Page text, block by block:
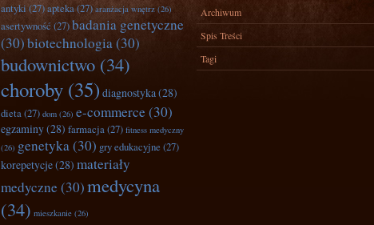
antyki(27)apteka(27) aranżacja wnętrz (26)
asertywność (27)badania genetyczne
(30)biotechnologia(30)
budownictwo (34)
choroby (35) diagnostyka(28)
dieta(27) dom (26) e-commerce (30)
egzaminy(28) farmacja(27) fitness medyczny
(26) genetyka(30) gry edukacyjne (27)
korepetycje(28) materiały
medyczne (30)medycyna
(34) mieszkanie (26)
Archiwum
Spis Treści
Tagi